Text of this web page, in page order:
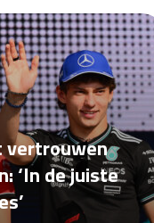
vertrouwen
‘In de juiste